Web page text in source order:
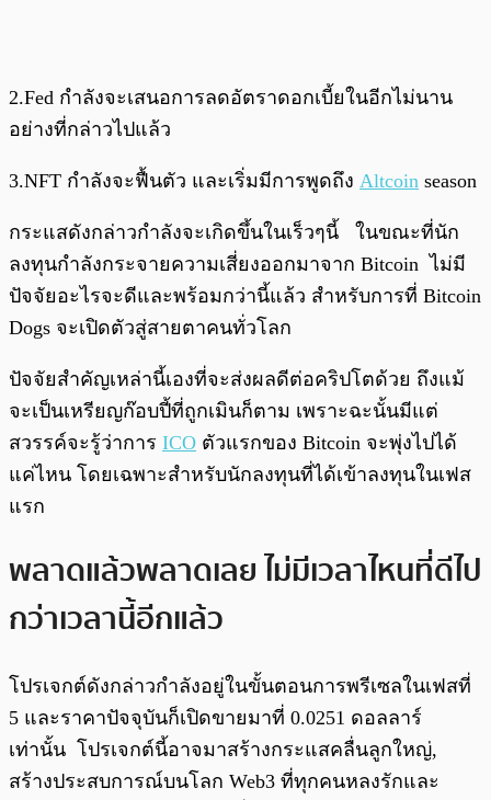
2.Fed กำลังจะเสนอการลดอัตราดอกเบี้ยในอีกไม่นาน
อย่างที่กล่าวไปแล้ว
3.NFT กำลังจะฟื้นตัว และเริ่มมีการพูดถึง Altcoin season
กระแสดังกล่าวกำลังจะเกิดขึ้นในเร็วๆนี้ ในขณะที่นัก
ลงทุนกำลังกระจายความเสี่ยงออกมาจาก Bitcoin ไม่มี
ปัจจัยอะไรจะดีและพร้อมกว่านี้แล้ว สำหรับการที่ Bitcoin
Dogs จะเปิดตัวสู่สายตาคนทั่วโลก
ปัจจัยสำคัญเหล่านี้เองที่จะส่งผลดีต่อคริปโตด้วย ถึงแม้
จะเป็นเหรียญก๊อบปี้ที่ถูกเมินก็ตาม เพราะฉะนั้นมีแต่
สวรรค์จะรู้ว่าการ ICO ตัวแรกของ Bitcoin จะพุ่งไปได้
แค่ไหน โดยเฉพาะสำหรับนักลงทุนที่ได้เข้าลงทุนในเฟส
แรก
พลาดแล้วพลาดเลย ไม่มีเวลาไหนที่ดีไป
กว่าเวลานี้อีกแล้ว
โปรเจกต์ดังกล่าวกำลังอยู่ในขั้นตอนการพรีเซลในเฟสที่
5 และราคาปัจจุบันก็เปิดขายมาที่ 0.0251 ดอลลาร์
เท่านั้น โปรเจกต์นี้อาจมาสร้างกระแสคลื่นลูกใหญ่,
สร้างประสบการณ์บนโลก Web3 ที่ทุกคนหลงรักและ